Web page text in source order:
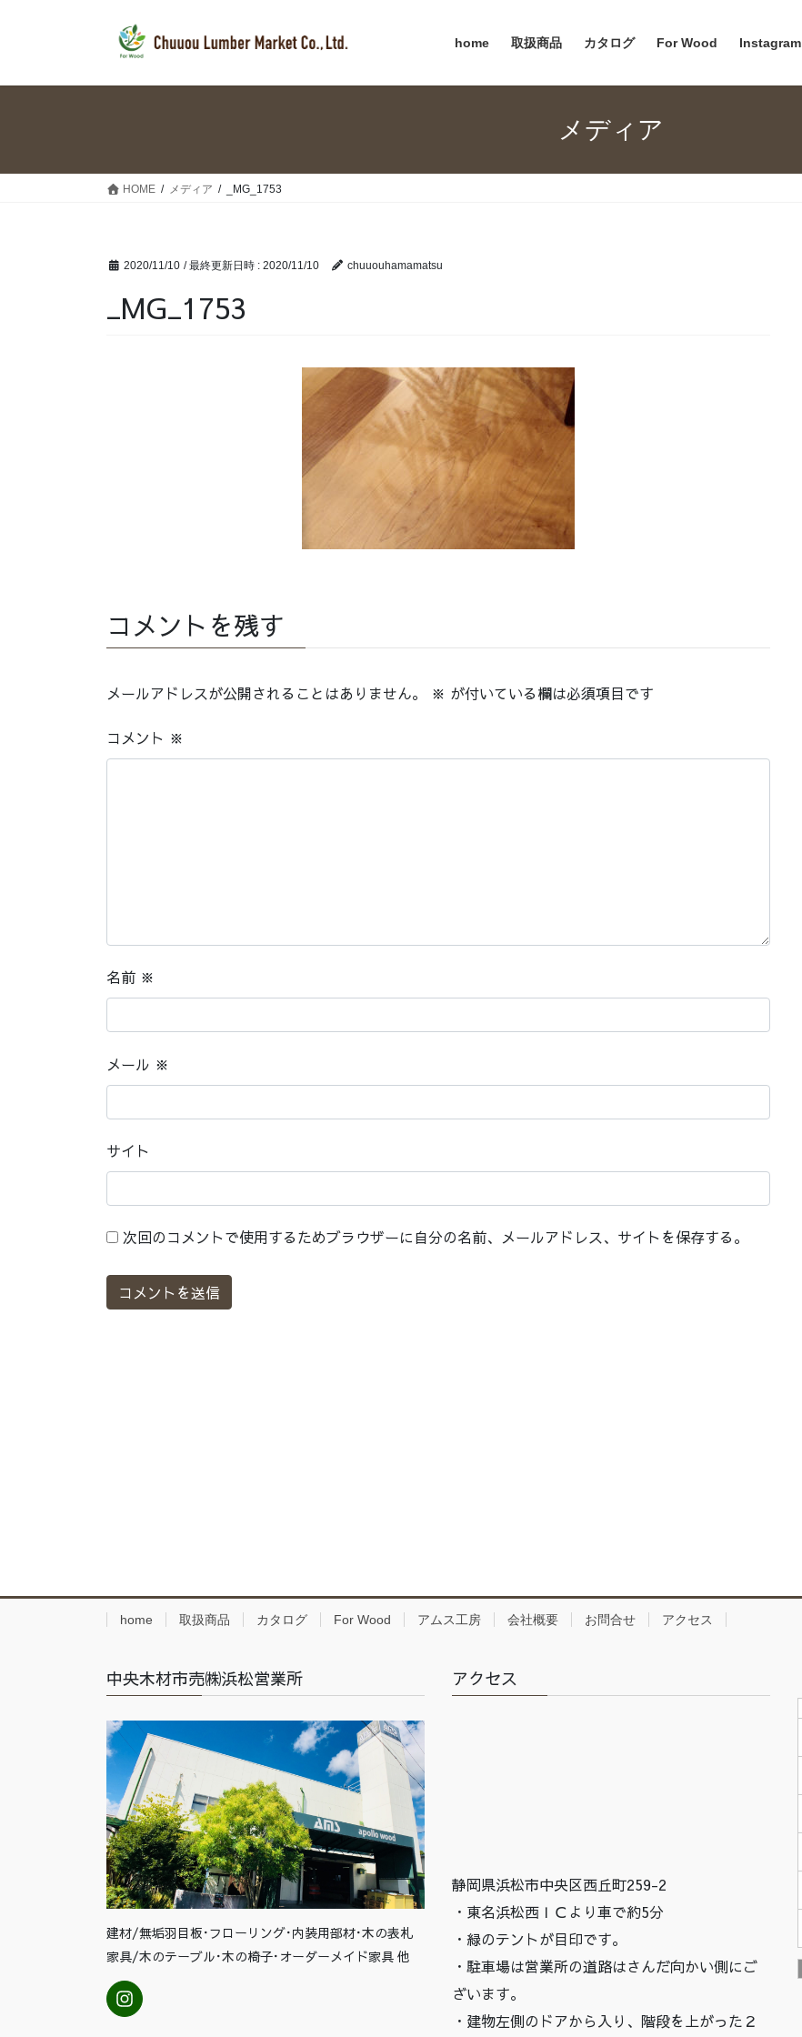
home 取扱商品 カタログ For Wood Instagram
メディア
HOME メディア _MG_1753
2020/11/10 / 最終更新日時 : 2020/11/10 chuuouhamamatsu
_MG_1753
コメントを残す
メールアドレスが公開されることはありません。 ※ が付いている欄は必須項目です
コメント ※
名前 ※
メール ※
サイト
次回のコメントで使用するためブラウザーに自分の名前、メールアドレス、サイトを保存する。
home 取扱商品 カタログ For Wood アムス工房 会社概要 お問合せ アクセス
中央木材市売㈱浜松営業所
建材/無垢羽目板･フローリング･内装用部材･木の表札
家具/木のテーブル･木の椅子･オーダーメイド家具 他
アクセス
静岡県浜松市中央区西丘町259-2
・東名浜松西ＩＣより車で約5分
・緑のテントが目印です。
・駐車場は営業所の道路はさんだ向かい側にご
ざいます。
・建物左側のドアから入り、階段を上がった２